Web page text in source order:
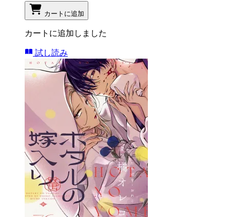
カートに追加
カートに追加しました
試し読み